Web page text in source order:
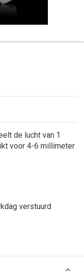
de lucht van 1
voor 4-6 millimeter
verstuurd